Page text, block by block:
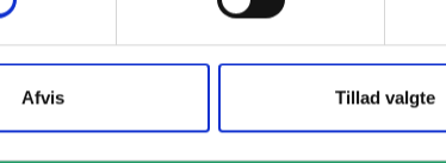
Afvis Tillad valgte